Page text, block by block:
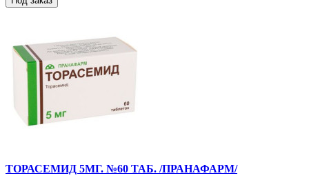
ТОРАСЕМИД 5МГ. №60 ТАБ. /ПРАНАФАРМ/